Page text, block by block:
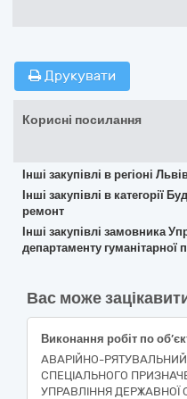
Друкувати
Корисні посилання
Інші закупівлі в регіоні
Інші закупівлі в категорії
ремонт
Інші закупівлі замовника
департаменту гуманітарної
Вас може
АВАРІЙНО-РЯТУВАЛЬНИЙ
СПЕЦІАЛЬНОГО
УПРАВЛІННЯ ДЕРЖАВНОЇ